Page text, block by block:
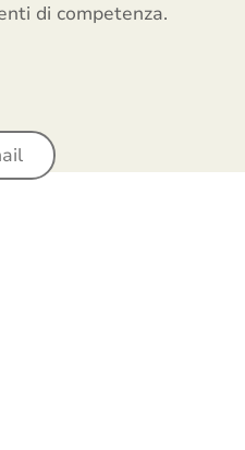
di competenza.